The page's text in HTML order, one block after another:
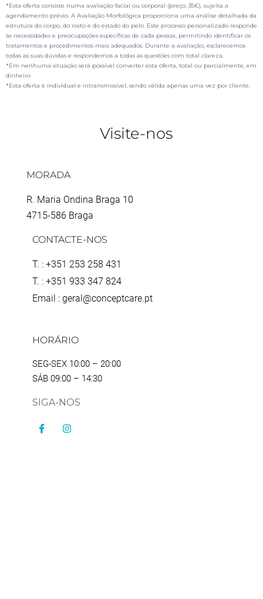
*Esta oferta consiste numa avaliação facial ou corporal (preço: 35€), sujeita a
agendamento prévio. A Avaliação Morfológica proporciona uma análise detalhada da
estrutura do corpo, do rosto e do estado do pelo. Este processo personalizado responde
às necessidades e preocupações específicas de cada pessoa, permitindo identificar os
tratamentos e procedimentos mais adequados. Durante a avaliação, esclarecemos
todas as suas dúvidas e respondemos a todas as questões com total clareza.
*Em nenhuma situação será possível converter esta oferta, total ou parcialmente, em
dinheiro
*Esta oferta é individual e intransmissível, sendo válida apenas uma vez por cliente.
Visite-nos
MORADA
R. Maria Ondina Braga 10
4715-586 Braga
CONTACTE-NOS
T. : +351 253 258 431
T. : +351 933 347 824
Email : geral@conceptcare.pt
HORÁRIO
SEG-SEX 10:00 – 20:00
SÁB 09:00 – 14:30
SIGA-NOS